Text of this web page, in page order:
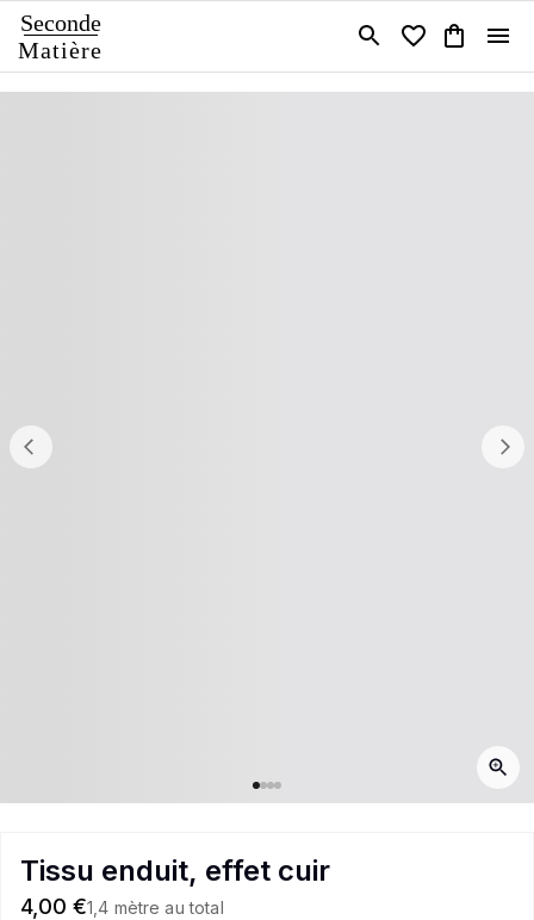
Seconde
Matière
Tissu enduit, effet cuir
4,00 €1,4 mètre au total